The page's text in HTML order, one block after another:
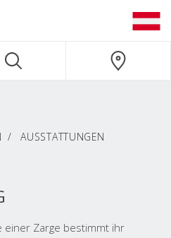
AUSSTATTUNGEN
einer Zarge bestimmt ihr